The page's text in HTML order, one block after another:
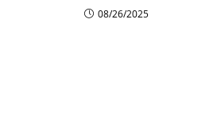
08/26/2025